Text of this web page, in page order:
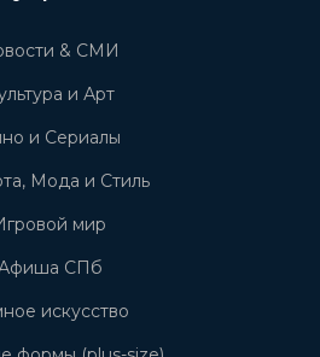
& СМИ
и Арт
и Сериалы
Мода и Стиль
мир
СПб
искусство